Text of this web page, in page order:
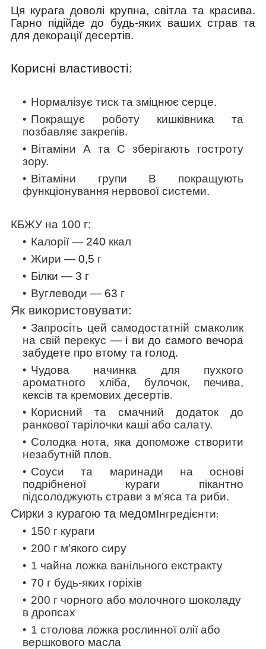
Ця курага доволі крупна, світла та красива.
Гарно підійде до будь-яких ваших страв та
для декорації десертів.
Корисні властивості:
Нормалізує тиск та зміцнює серце.
Покращує роботу кишківника та
позбавляє закрепів.
Вітаміни А та С зберігають гостроту
зору.
Вітаміни групи В покращують
функціонування нервової системи.
КБЖУ на 100 г:
Калорії — 240 ккал
Жири — 0,5 г
Білки — 3 г
Вуглеводи — 63 г
Як використовувати:
Запросіть цей самодостатній смаколик
на свій перекус — і ви до самого вечора
забудете про втому та голод.
Чудова начинка для пухкого
ароматного хліба, булочок, печива,
кексів та кремових десертів.
Корисний та смачний додаток до
ранкової тарілочки каші або салату.
Солодка нота, яка допоможе створити
незабутній плов.
Соуси та маринади на основі
подрібненої кураги пікантно
підсолоджують страви з м’яса та риби.
Сирки з курагою та медомІнгредієнти:
150 г кураги
200 г м’якого сиру
1 чайна ложка ванільного екстракту
70 г будь-яких горіхів
200 г чорного або молочного шоколаду
в дропсах
1 столова ложка рослинної олії або
вершкового масла